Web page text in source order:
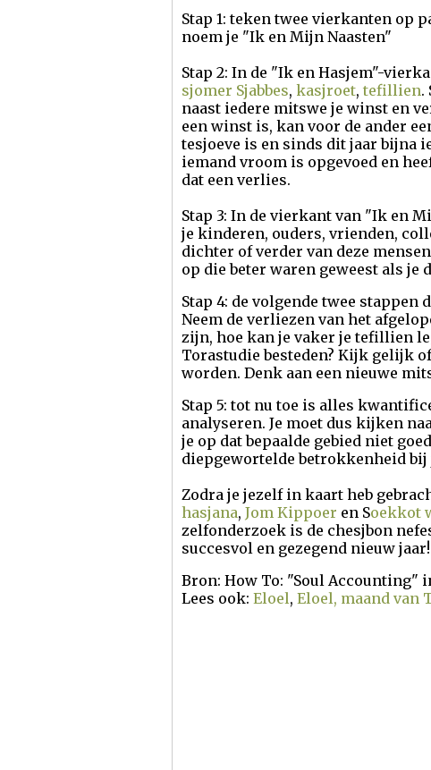
Stap 1: teken twee vierkanten op
noem je "Ik en Mijn Naasten"
Stap 2: In de "Ik en Hasjem"-
sjomer Sjabbes, kasjroet, tefillien.
naast iedere mitswe je winst en
een winst is, kan voor de ander
tesjoeve is en sinds dit jaar bijna
iemand vroom is opgevoed en
dat een verlies.
Stap 3: In de vierkant van "Ik en
je kinderen, ouders, vrienden,
dichter of verder van deze
op die beter waren geweest als je
Stap 4: de volgende twee stappen
Neem de verliezen van het
zijn, hoe kan je vaker je tefillien
Torastudie besteden? Kijk gelijk
worden. Denk aan een nieuwe
Stap 5: tot nu toe is alles
analyseren. Je moet dus kijken
je op dat bepaalde gebied niet
diepgewortelde betrokkenheid bij
Zodra je jezelf in kaart heb
hasjana, Jom Kippoer en Soekkot
zelfonderzoek is de chesjbon
succesvol en gezegend nieuw jaar!
Bron: How To: "Soul Accounting"
Lees ook: Eloel, Eloel, maand van